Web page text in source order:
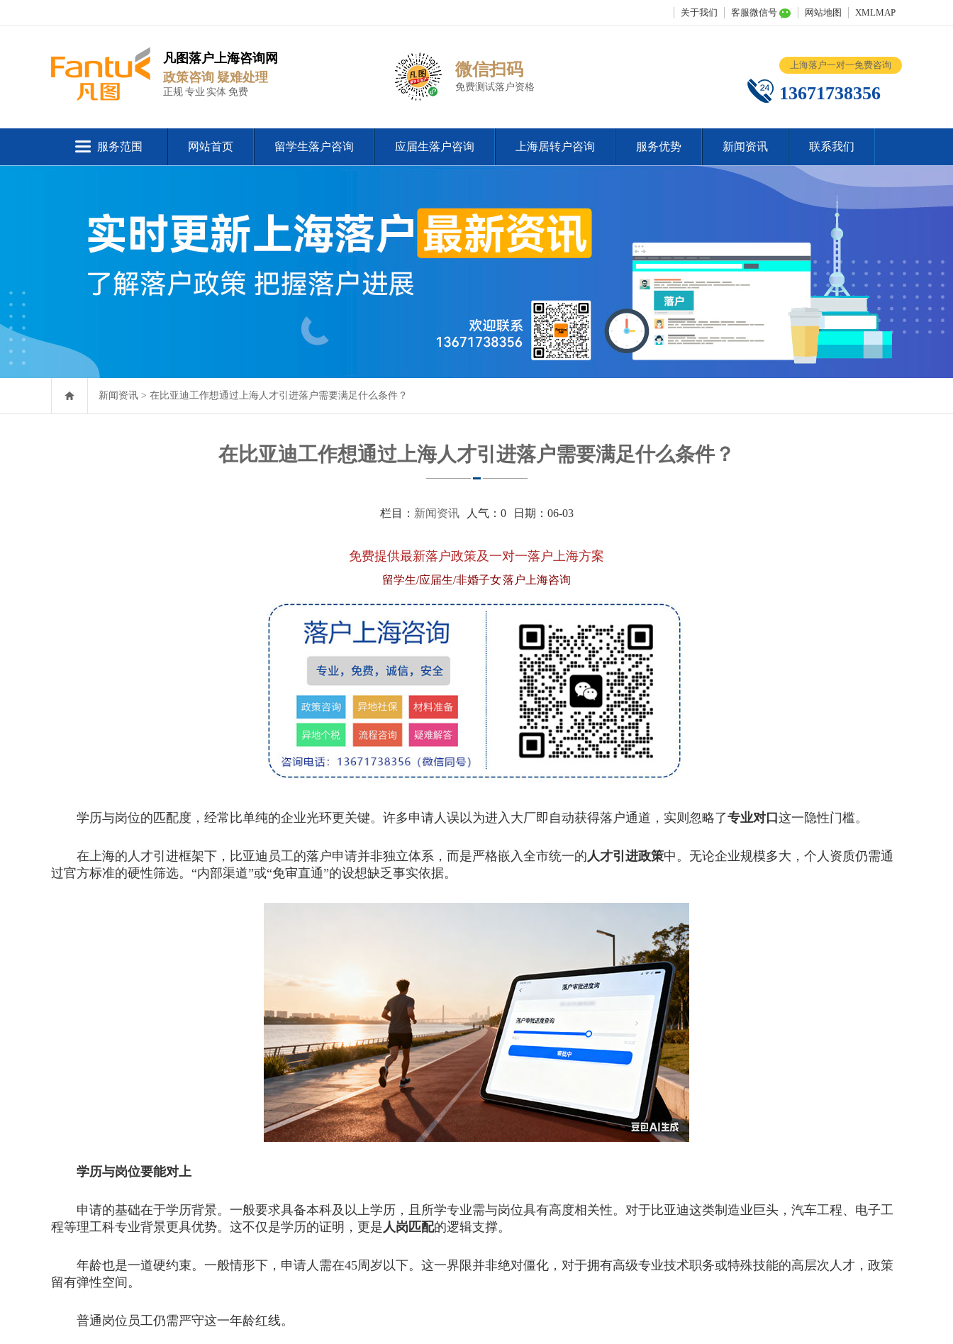
关于我们 客服微信号 网站地图 XMLMAP
凡图落户上海咨询网
政策咨询 疑难处理
正规 专业 实体 免费
微信扫码
免费测试落户资格
上海落户一对一免费咨询
13671738356
服务范围 网站首页 留学生落户咨询 应届生落户咨询 上海居转户咨询 服务优势 新闻资讯 联系我们
新闻资讯 > 在比亚迪工作想通过上海人才引进落户需要满足什么条件？
在比亚迪工作想通过上海人才引进落户需要满足什么条件？
栏目： 新闻资讯人气： 0日期：06-03
免费提供最新落户政策及一对一落户上海方案
留学生/应届生/非婚子女 落户上海咨询
学历与岗位的匹配度，经常比单纯的企业光环更关键。许多申请人误以为进入大厂即自动获得落户通道，实则忽略了专业对口 这一隐性门槛。
在上海的人才引进框架下，比亚迪员工的落户申请并非独立体系，而是严格嵌入全市统一的人才引进政策中。无论企业规模多大，个人资质仍需通
过官方标准的硬性筛选。“内部渠道”或“免审直通”的设想缺乏事实依据。
学历与岗位要能对上
申请的基础在于学历背景。一般要求具备本科及以上学历，且所学专业需与岗位具有高度相关性。对于比亚迪这类制造业巨头，汽车工程、电子工
程等理工科专业背景更具优势。这不仅是学历的证明，更是人岗匹配的逻辑支撑。
年龄也是一道硬约束。一般情形下，申请人需在45周岁以下。这一界限并非绝对僵化，对于拥有高级专业技术职务或特殊技能的高层次人才，政策
留有弹性空间。
普通岗位员工仍需严守这一年龄红线。